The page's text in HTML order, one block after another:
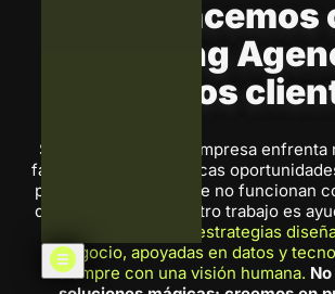
¿Qué hacemos
Marketing
nuestros
Sabemos que cada empresa
falta de visibilidad, pocas
procesos digitales que no funcionan
que decayeron. Nuestro trabajo es
estrategias
negocio, apoyadas en datos y
siempre con una visión humana.